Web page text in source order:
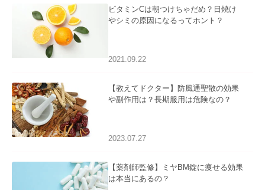
ビタミンCは朝つけちゃだめ？日焼け
やシミの原因になるってホント？
2021.09.22
【教えてドクター】防風通聖散の効果
や副作用は？長期服用は危険なの？
2023.07.27
【薬剤師監修】ミヤBM錠に痩せる効果
は本当にあるの？